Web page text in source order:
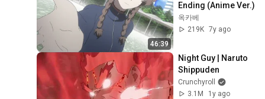
46:39
Ending (Anime Ver.)
옥카베
219K 7y ago
Night Guy | Naruto
Shippuden
Crunchyroll
3.1M
1y ago